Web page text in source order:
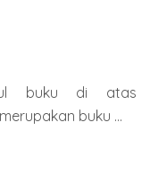
buku di atas
buku ...